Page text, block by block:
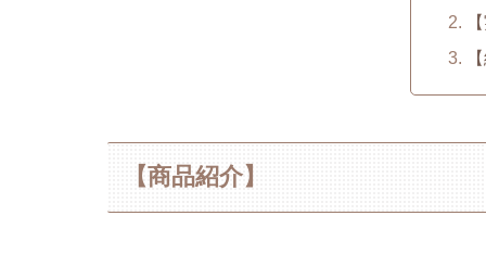
【商品紹介】